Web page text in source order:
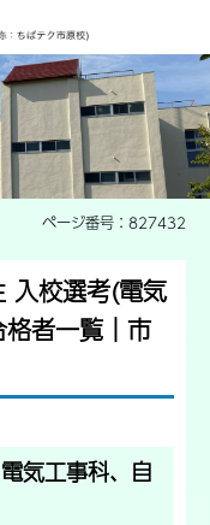
ページ番号：827432
入校選考(電気
者一覧｜市
気工事科、自